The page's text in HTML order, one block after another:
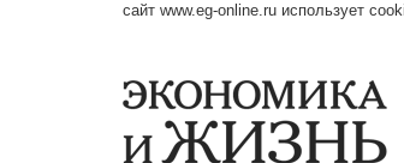
сайт www.eg-online.ru использует